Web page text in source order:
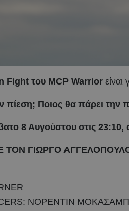
Fight του MCP Warrior
πίεση; Ποιος θα πάρει την
8 Αυγούστου στις
ΤΟΝ ΓΙΩΡΓΟ
ΝΟΡΕΝΤΙΝ